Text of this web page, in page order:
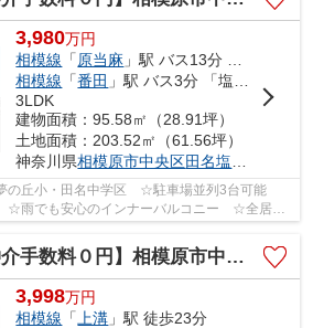
3,980万円
相模線 「 原当麻 」駅 バス13分 「塩田（神奈川県）」 停歩4分
相模線 「番田 」駅 バス3分 「塩田（神奈川県）」 停歩4分
3LDK
建物面積：95.58㎡（28.91坪）
土地面積：203.52㎡（61.56坪）
神奈川県相模原市中央区田名塩田
の丘小・田名中学区 ☆駐車場並列3台可能
雨でも安心のインナーバルコニー ☆全居室
数料０円】相模原市中央区光が丘4期 新築一戸建て 全2棟
3,998万円
相模線 「 上溝 」駅 徒歩23分